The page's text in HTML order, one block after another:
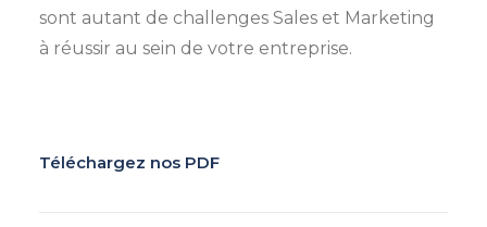
sont autant de challenges Sales et Marketing
à réussir au sein de votre entreprise.
Téléchargez nos PDF